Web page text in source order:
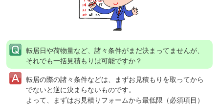
転居日や荷物量など、諸々条件がまだ決まってませんが、
それでも一括見積もりは可能ですか？
転居の際の諸々条件などは、まずお見積もりを取ってから
でないと逆に決まらないものです。
よって、まずはお見積りフォームから最低限（必須項目）